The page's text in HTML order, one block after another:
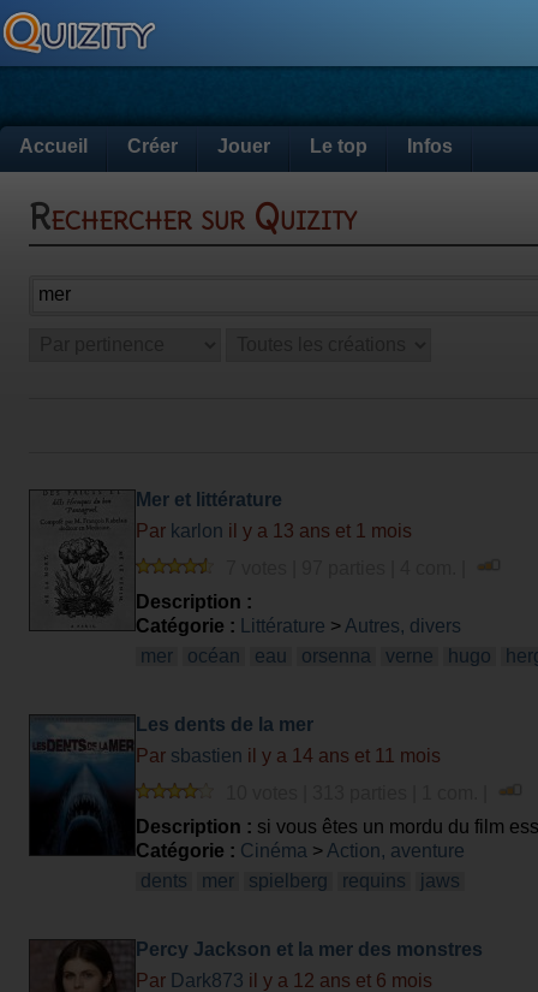
Accueil Créer Jouer Le top Infos
Rechercher sur Quizity
Mer et littérature
Par karlon il y a 13 ans et 1 mois
Description :
Catégorie :
Littérature > Autres, divers
mer
océan eau orsenna verne hugo
Les dents de la mer
Par sbastien il y a 14 ans et 11 mois
Description : si vous êtes un mordu du film
Catégorie : Cinéma > Action, aventure
dents
mer spielberg requins jaws
Percy Jackson et la mer des monstres
Par Dark873 il y a 12 ans et 6 mois